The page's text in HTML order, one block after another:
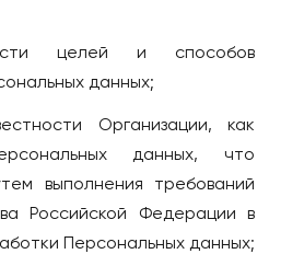
целей и способов
данных;
Организации, как
данных, что
выполнения требований
Российской Федерации в
Персональных данных;